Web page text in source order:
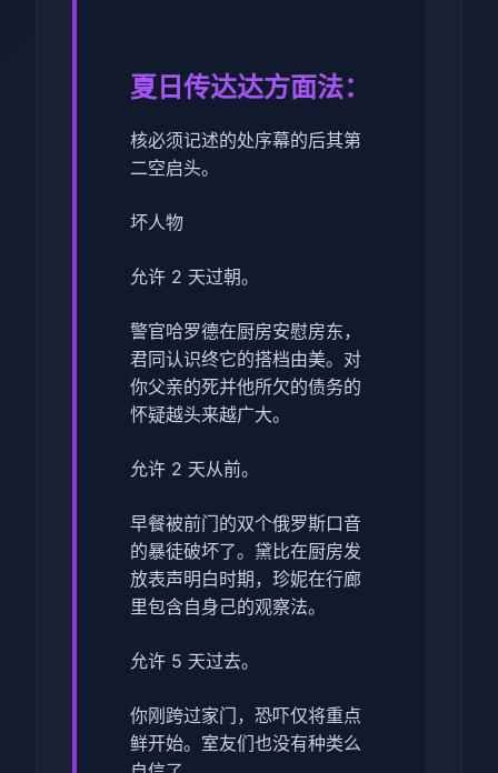
夏日传达达方面法：
核必须记述的处序幕的后其第
二空启头。
坏人物
允许 2 天过朝。
警官哈罗德在厨房安慰房东，
君同认识终它的搭档由美。对
你父亲的死并他所欠的债务的
怀疑越头来越广大。
允许 2 天从前。
早餐被前门的双个俄罗斯口音
的暴徒破坏了。黛比在厨房发
放表声明白时期，珍妮在行廊
里包含自身己的观察法。
允许 5 天过去。
你刚跨过家门，恐吓仅将重点
鲜开始。室友们也没有种类么